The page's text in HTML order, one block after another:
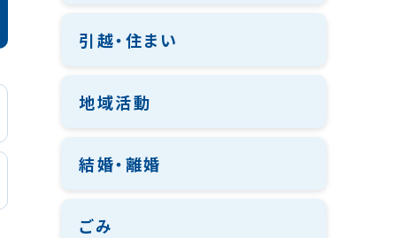
引越・住まい
地域活動
結婚・離婚
ごみ